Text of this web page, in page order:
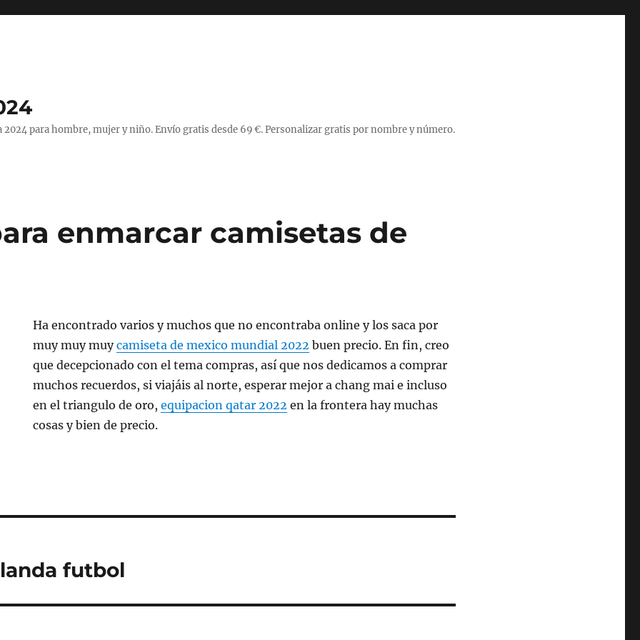
para hombre, mujer y niño. Envío gratis desde 69 €. Personalizar gratis por nombre y número.
enmarcar camisetas de
Ha encontrado varios y muchos que no encontraba online y los saca por
muy muy muycamiseta de mexico mundial 2022 buen precio. En fin, creo
que decepcionado con el tema compras, así que nos dedicamos a comprar
muchos recuerdos, si viajáis al norte, esperar mejor a chang mai e incluso
en el triangulo de oro,equipacion qatar 2022 en la frontera hay muchas
cosas y bien de precio.
futbol